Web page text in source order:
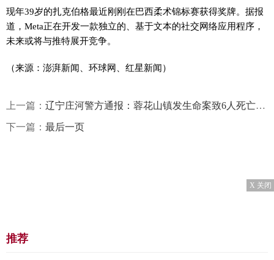
现年39岁的扎克伯格最近刚刚在巴西柔术锦标赛获得奖牌。据报
道，Meta正在开发一款独立的、基于文本的社交网络应用程序，
未来或将与推特展开竞争。
（来源：澎湃新闻、环球网、红星新闻）
上一篇： 辽宁庄河警方通报：蓉花山镇发生命案致6人死亡，嫌疑人已抓获
下一篇： 最后一页
X 关闭
推荐